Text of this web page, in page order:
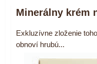
Minerálny krém
Exkluzívne zloženie
obnoví hrubú...